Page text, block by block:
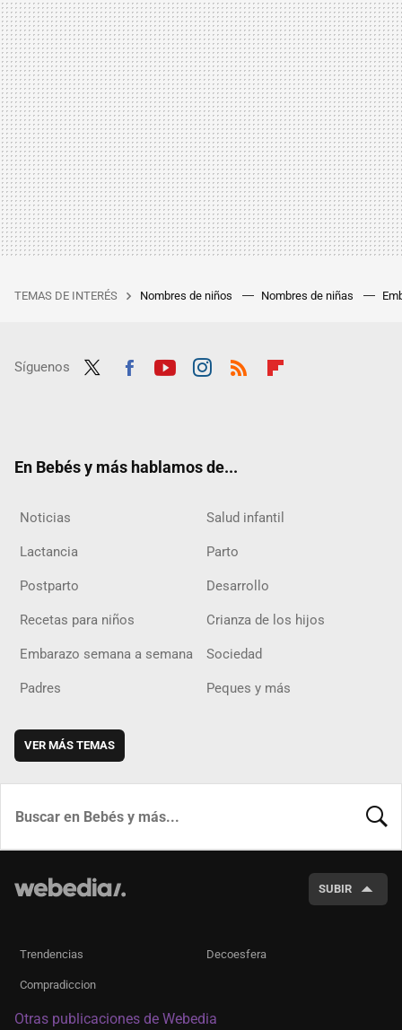
TEMAS DE INTERÉS Nombres de niños Nombres de niñas
Síguenos
En Bebés y más hablamos de...
Noticias Salud infantil
Lactancia Parto
Postparto Desarrollo
Recetas para niños Crianza de los hijos
Embarazo semana a semana Sociedad
Padres Peques y más
VER MÁS TEMAS
SUBIR
Trendencias Decoesfera
Compradiccion
Otras publicaciones de Webedia